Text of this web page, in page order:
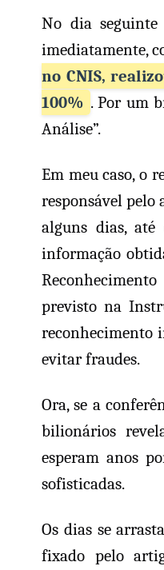
No dia seguinte
imediatamente,
no CNIS,
100% . Por um
Análise”.
Em meu caso, o
responsável
alguns dias, até
informação
previsto na
reconhecimento
evitar fraudes.
Ora, se a
bilionários
esperam anos
sofisticadas.
Os dias se
fixado pelo